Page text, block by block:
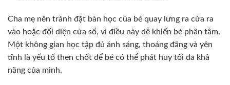
Cha mẹ nên tránh đặt bàn học của bé quay lưng ra cửa ra
vào hoặc đối diện cửa sổ, vì điều này dễ khiến bé phân tâm.
Một không gian học tập đủ ánh sáng, thoáng đãng và yên
tĩnh là yếu tố then chốt để bé có thể phát huy tối đa khả
năng của mình.